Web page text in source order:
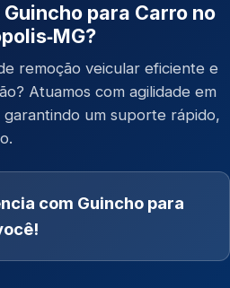
para Carro no
remoção veicular eficiente e
Atuamos com agilidade em
garantindo um suporte rápido,
com Guincho para